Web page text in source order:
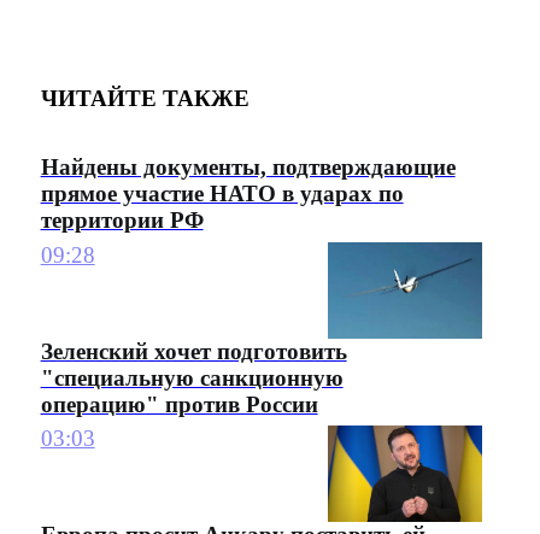
ЧИТАЙТЕ ТАКЖЕ
Найдены документы, подтверждающие
прямое участие НАТО в ударах по
территории РФ
09:28
Зеленский хочет подготовить
"специальную санкционную
операцию" против России
03:03